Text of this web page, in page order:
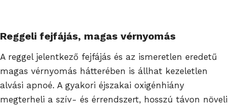
Reggeli fejfájás, magas vérnyomás
A reggel jelentkező fejfájás és az ismeretlen eredetű
magas vérnyomás hátterében is állhat kezeletlen
alvási apnoé. A gyakori éjszakai oxigénhiány
megterheli a szív- és érrendszert, hosszú távon növeli